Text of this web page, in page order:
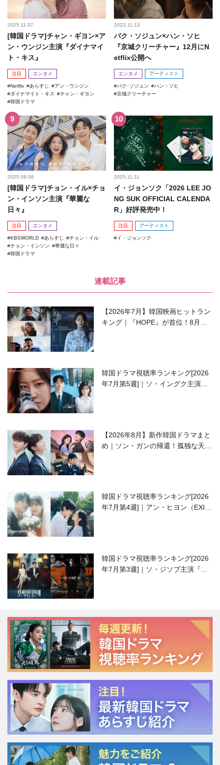
2025.11.07
[韓国ドラマ]チャン・ギヨン×ア
ン・ウンジン主演『ダイナマイ
ト・キス』
注目 エンタメ
Netflix あらすじ
アン・ウンジン
ダイナマイト・キス
チャン・ギヨン
韓国ドラマ
2023.11.13
パク・ソジュン×ハン・ソヒ
『京城クリーチャー』12月にN
etflix公開へ
エンタメ アーティスト
パク･ソジュン
ハン・ソヒ
京城クリーチャー
2025.08.08
[韓国ドラマ]チョン・イル×チョ
ン・インソン主演『華麗な
日々』
注目 エンタメ
KBSWORLD あらすじ
チョン・イル
チョン・インソン
華麗な日々
韓国ドラマ
2025.11.11
イ・ジョンソク「2026 LEE JO
NG SUK OFFICIAL CALENDA
R」好評発売中！
注目 アーティスト
イ・ジョンソク
連載記事
【2026年7月】韓国映画ヒットラン
キング｜『HOPE』が首位！8月公
韓国ドラマ視聴率ランキング[2026
年7月第5週]｜ソ・イングク主演の
【2026年8月】新作韓国ドラマまと
め｜ソン・ガンの帰還！孤独な天才
韓国ドラマ視聴率ランキング[2026
年7月第4週]｜アン・ヒヨン（EXID
韓国ドラマ視聴率ランキング[2026
年7月第3週]｜ソ・ジソブ主演『エ